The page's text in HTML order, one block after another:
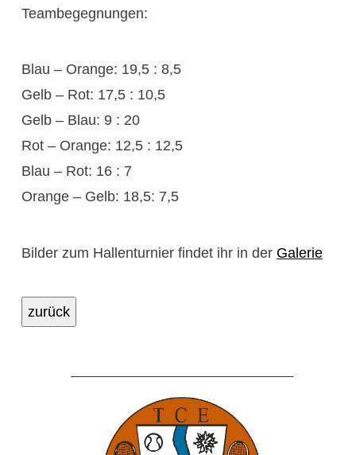
Teambegegnungen:
Blau – Orange: 19,5 : 8,5
Gelb – Rot: 17,5 : 10,5
Gelb – Blau: 9 : 20
Rot – Orange: 12,5 : 12,5
Blau – Rot: 16 : 7
Orange – Gelb: 18,5: 7,5
Bilder zum Hallenturnier findet ihr in der Galerie
zurück